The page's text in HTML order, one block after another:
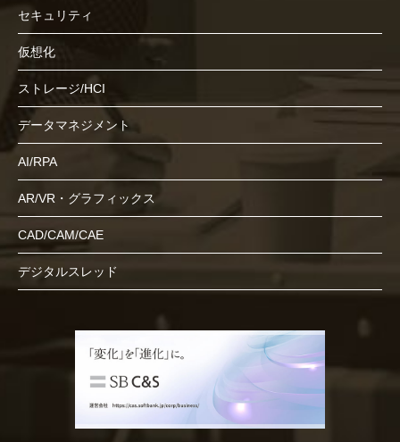
セキュリティ
仮想化
ストレージ/HCI
データマネジメント
AI/RPA
AR/VR・グラフィックス
CAD/CAM/CAE
デジタルスレッド